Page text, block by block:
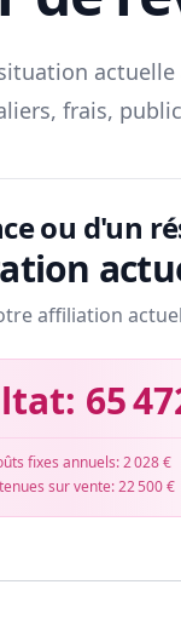
frais,
ou d'un
affiliation
65
fixes annuels:2 028 €
sur vente:22 500 €